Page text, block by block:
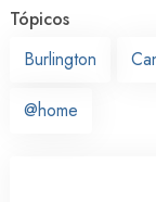
Tópicos
Burlington
@home